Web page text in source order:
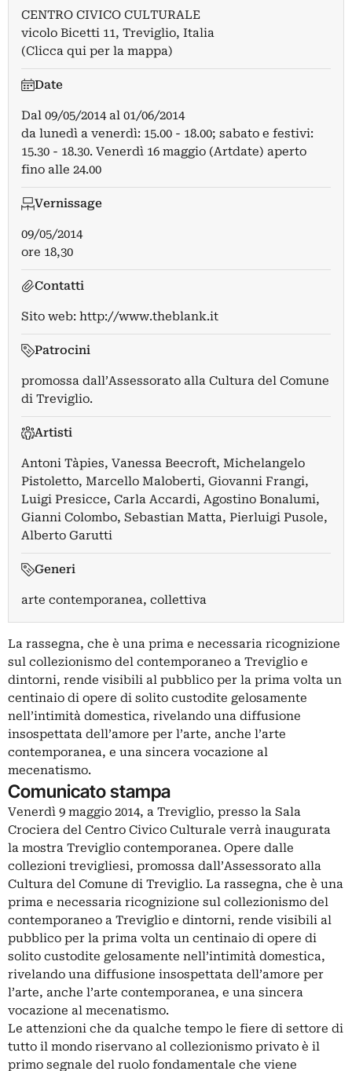
CENTRO CIVICO CULTURALE
vicolo Bicetti 11, Treviglio, Italia
(Clicca qui per la mappa)
Date
Dal 09/05/2014al 01/06/2014
da lunedì a venerdì: 15.00 - 18.00; sabato e festivi:
15.30 - 18.30. Venerdì 16 maggio (Artdate) aperto
fino alle 24.00
Vernissage
09/05/2014
ore 18,30
Contatti
Sito web: http://www.theblank.it
Patrocini
promossa dall’Assessorato alla Cultura del Comune
di Treviglio.
Artisti
Antoni Tàpies, Vanessa Beecroft, Michelangelo
Pistoletto, Marcello Maloberti, Giovanni Frangi,
Luigi Presicce, Carla Accardi, Agostino Bonalumi,
Gianni Colombo, Sebastian Matta, Pierluigi Pusole,
Alberto Garutti
Generi
arte contemporanea, collettiva
La rassegna, che è una prima e necessaria ricognizione
sul collezionismo del contemporaneo a Treviglio e
dintorni, rende visibili al pubblico per la prima volta un
centinaio di opere di solito custodite gelosamente
nell’intimità domestica, rivelando una diffusione
insospettata dell’amore per l’arte, anche l’arte
contemporanea, e una sincera vocazione al
mecenatismo.
Comunicato stampa
Venerdì 9 maggio 2014, a Treviglio, presso la Sala
Crociera del Centro Civico Culturale verrà inaugurata
la mostra Treviglio contemporanea. Opere dalle
collezioni trevigliesi, promossa dall’Assessorato alla
Cultura del Comune di Treviglio. La rassegna, che è una
prima e necessaria ricognizione sul collezionismo del
contemporaneo a Treviglio e dintorni, rende visibili al
pubblico per la prima volta un centinaio di opere di
solito custodite gelosamente nell’intimità domestica,
rivelando una diffusione insospettata dell’amore per
l’arte, anche l’arte contemporanea, e una sincera
vocazione al mecenatismo.
Le attenzioni che da qualche tempo le fiere di settore di
tutto il mondo riservano al collezionismo privato è il
primo segnale del ruolo fondamentale che viene